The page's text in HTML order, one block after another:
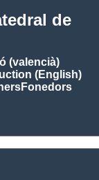
de
(valencià)
(English)
Fonedors